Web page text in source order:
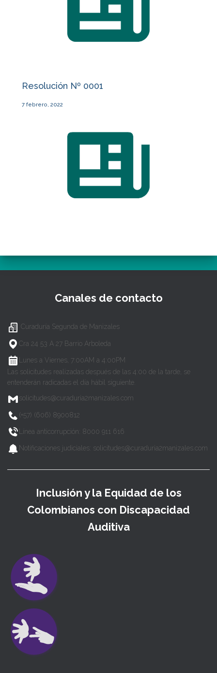
Resolución Nº 0001
7 febrero, 2022
Canales de contacto
Curaduría Segunda de Manizales
Cra 24 53 A 27 Barrio Arboleda
Lunes a Viernes, 7:00AM a 4:00PM
Las solicitudes realizadas después de las 4:00 de la tarde, se
entenderán radicadas el día hábil siguiente.
solicitudes@curaduria2manizales.com
(+57) (606) 8900812
Línea anticorrupción: 8000 911 616
Notificaciones judiciales: solicitudes@curaduria2manizales.com
Inclusión y la Equidad de los
Colombianos con Discapacidad
Auditiva